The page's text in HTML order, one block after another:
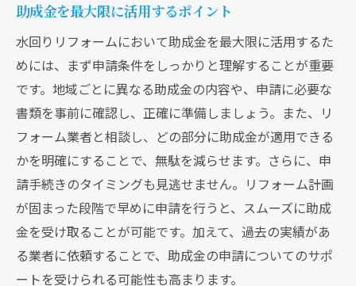
助成金を最大限に活用するポイント
水回りリフォームにおいて助成金を最大限に活用するた
めには、まず申請条件をしっかりと理解することが重要
です。地域ごとに異なる助成金の内容や、申請に必要な
書類を事前に確認し、正確に準備しましょう。また、リ
フォーム業者と相談し、どの部分に助成金が適用できる
かを明確にすることで、無駄を減らせます。さらに、申
請手続きのタイミングも見逃せません。リフォーム計画
が固まった段階で早めに申請を行うと、スムーズに助成
金を受け取ることが可能です。加えて、過去の実績があ
る業者に依頼することで、助成金の申請についてのサポ
ートを受けられる可能性も高まります。